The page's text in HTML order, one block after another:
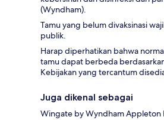
(Wyndham).
Tamu yang belum divaksinasi
publik.
Harap diperhatikan bahwa
tamu dapat berbeda
Kebijakan yang tercantum
Juga dikenal sebagai
Wingate by Wyndham Appleton